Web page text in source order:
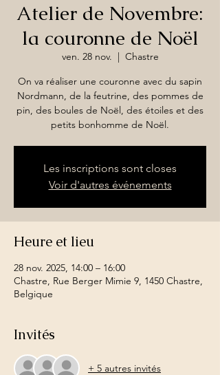
Atelier de Novembre:
la couronne de Noël
ven. 28 nov.
  |
Chastre
On va réaliser une couronne avec du sapin
Nordmann, de la feutrine, des pommes de
pin, des boules de Noël, des étoiles et des
petits bonhomme de Noël.
Les inscriptions sont closes
Voir d'autres événements
Heure et lieu
28 nov. 2025, 14:00 – 16:00
Chastre, Rue Berger Mimie 9, 1450 Chastre,
Belgique
Invités
+ 5 autres invités